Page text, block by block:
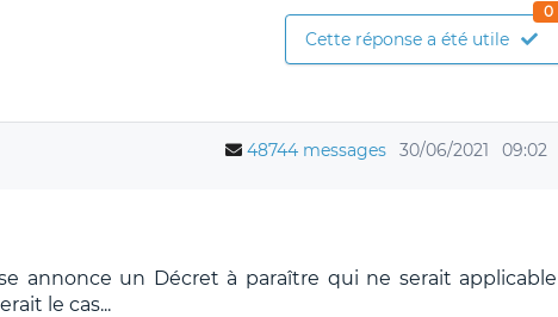
Cette réponse a été utile
0
48744 messages 30/06/2021 09:02
annonce un Décret à paraître qui ne serait applicable
le cas...